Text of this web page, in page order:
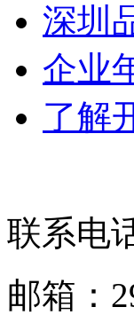
深圳
企业
了解
联系电
邮箱：